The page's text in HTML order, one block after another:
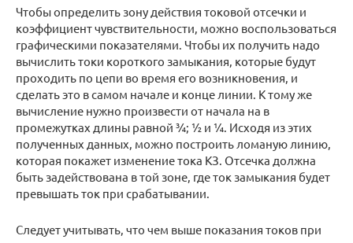
Чтобы определить зону действия токовой отсечки и
коэффициент чувствительности, можно воспользоваться
графическими показателями. Чтобы их получить надо
вычислить токи короткого замыкания, которые будут
проходить по цепи во время его возникновения, и
сделать это в самом начале и конце линии. К тому же
вычисление нужно произвести от начала на в
промежутках длины равной ¾; ½ и ¼. Исходя из этих
полученных данных, можно построить ломаную линию,
которая покажет изменение тока КЗ. Отсечка должна
быть задействована в той зоне, где ток замыкания будет
превышать ток при срабатывании.
Следует учитывать, что чем выше показания токов при